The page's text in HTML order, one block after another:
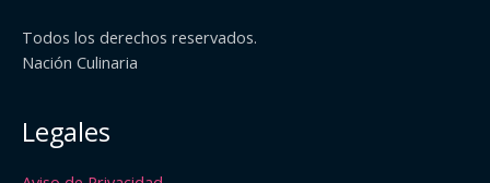
Todos los derechos reservados.
Nación Culinaria
Legales